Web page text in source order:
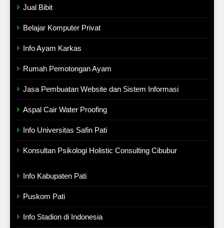
Jual Bibit
Belajar Komputer Privat
Info Ayam Karkas
Rumah Pemotongan Ayam
Jasa Pembuatan Website dan Sistem Informasi
Aspal Cair Water Proofing
Info Universitas Safin Pati
Konsultan Psikologi Holistic Consulting Cibubur
Info Kabupaten Pati
Puskom Pati
Info Stadion di Indonesia